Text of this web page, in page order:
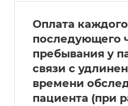
Оплата каждого
последующего
пребывания у
связи с
времени
пациента (при